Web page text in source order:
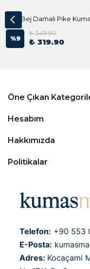
Açık Bej Damalı Pike
%9
₺ 349.90
₺ 319.90
Öne Çıkan
Hesabım
Hakkımızda
Politikalar
Telefon: +90 553
E-Posta:
Adres: Kocaçami